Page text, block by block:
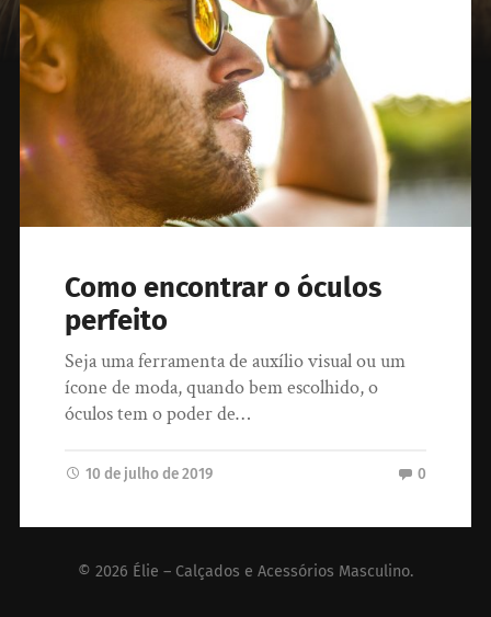
Acessórios
Masculino
Como encontrar o óculos
perfeito
Seja uma ferramenta de auxílio visual ou um
ícone de moda, quando bem escolhido, o
óculos tem o poder de…
10 de julho de 2019 0
© 2026 Élie – Calçados e Acessórios Masculino.